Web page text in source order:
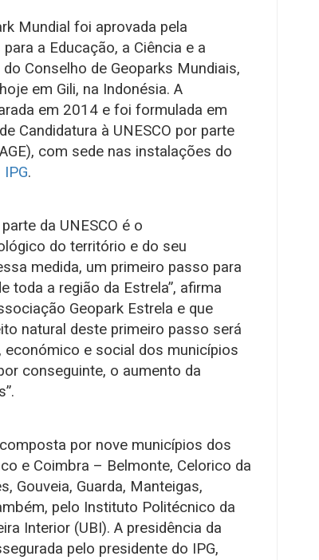
Mundial foi aprovada pela
a Educação, a Ciência e a
Conselho de Geoparks Mundiais,
em Gili, na Indonésia. A
em 2014 e foi formulada em
Candidatura à UNESCO por parte
com sede nas instalações do
.
da UNESCO é o
do território e do seu
medida, um primeiro passo para
toda a região da Estrela”, afirma
Geopark Estrela e que
natural deste primeiro passo será
e social dos municípios
conseguinte, o aumento da
por nove municípios dos
e Coimbra – Belmonte, Celorico da
Gouveia, Guarda, Manteigas,
pelo Instituto Politécnico da
Interior (UBI). A presidência da
pelo presidente do IPG,